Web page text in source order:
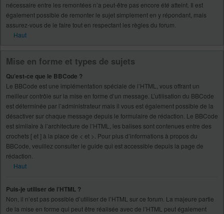
nécessaire entre les remontées n’a peut-être pas encore été atteint. Il est
également possible de remonter le sujet simplement en y répondant, mais
assurez-vous de le faire tout en respectant les règles du forum.
Haut
Mise en forme et types de sujets
Qu’est-ce que le BBCode ?
Le BBCode est une implémentation spéciale de l’HTML, vous offrant un
meilleur contrôle sur la mise en forme d’un message. L’utilisation du BBCode
est déterminée par l’administrateur mais il vous est également possible de la
désactiver sur chaque message depuis le formulaire de rédaction. Le BBCode
est similaire à l’architecture de l’HTML, les balises sont contenues entre des
crochets [ et ] à la place de < et >. Pour plus d’informations à propos du
BBCode, veuillez consulter le guide qui est accessible depuis la page de
rédaction.
Haut
Puis-je utiliser de l’HTML ?
Non, il n’est pas possible d’utiliser de l’HTML sur ce forum. La majeure partie
de la mise en forme qui peut être réalisée avec de l’HTML peut également